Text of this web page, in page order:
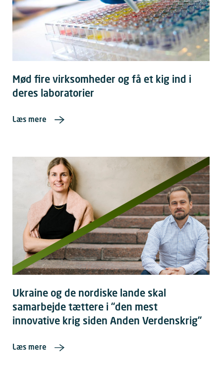
Mød fire virksomheder og få et kig ind i
deres laboratorier
Læs mere
Ukraine og de nordiske lande skal
samarbejde tættere i “den mest
innovative krig siden Anden Verdenskrig”
Læs mere